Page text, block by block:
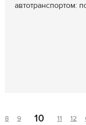
автотранспортом:
8 9 10 11 12